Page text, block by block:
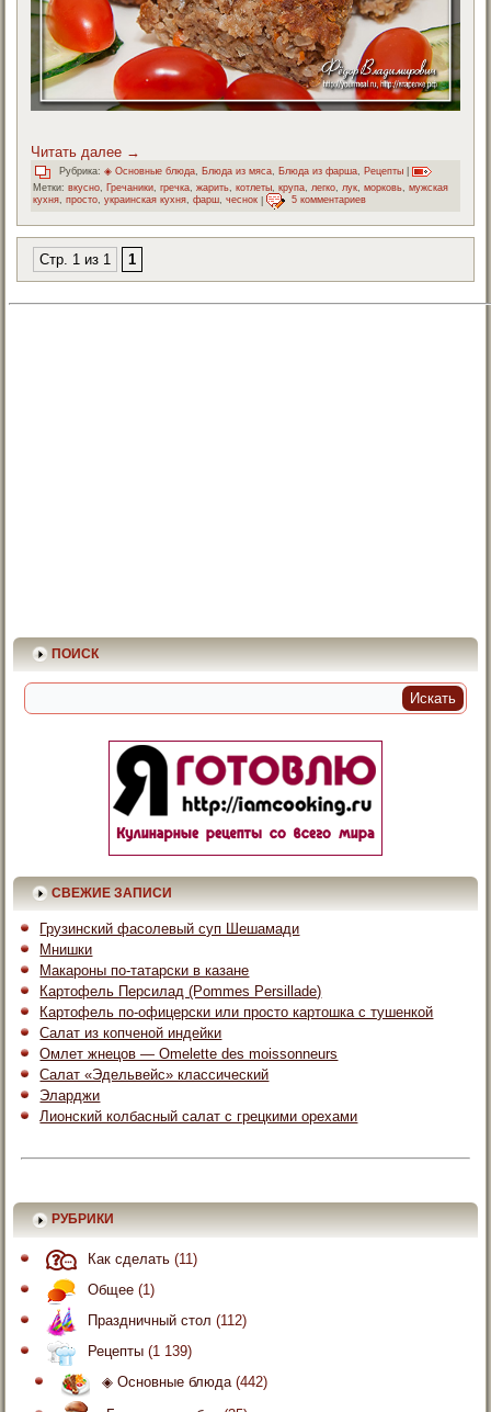
Читать далее →
Рубрика: ◈ Основные блюда Блюда из мяса Блюда из фарша Рецепты
Метки: вкусно Гречаники ,гречка ,жарить ,котлеты ,крупа легко лук ,морковь ,мужская
кухня,просто,украинская кухня,фарш,чеснок | 5 комментариев
Стр. 1 из 1 1
ПОИСК
СВЕЖИЕ ЗАПИСИ
Грузинский фасолевый суп Шешамади
Мнишки
Макароны по-татарски в казане
Картофель Персилад (Pommes Persillade)
Картофель по-офицерски или просто картошка с тушенкой
Салат из копченой индейки
Омлет жнецов — Omelette des moissonneurs
Салат «Эдельвейс» классический
Эларджи
Лионский колбасный салат с грецкими орехами
РУБРИКИ
Как сделать (11)
Общее (1)
Праздничный стол (112)
Рецепты (1 139)
◈ Основные блюда(442)